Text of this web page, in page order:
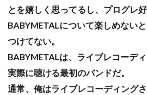
とを嬉しく思ってるし、プログレ
BABYMETALについて楽しめない
つけてない。
BABYMETALは、ライブレコーデ
実際に聴ける最初のバンドだ。
通常、俺はライブレコーディング